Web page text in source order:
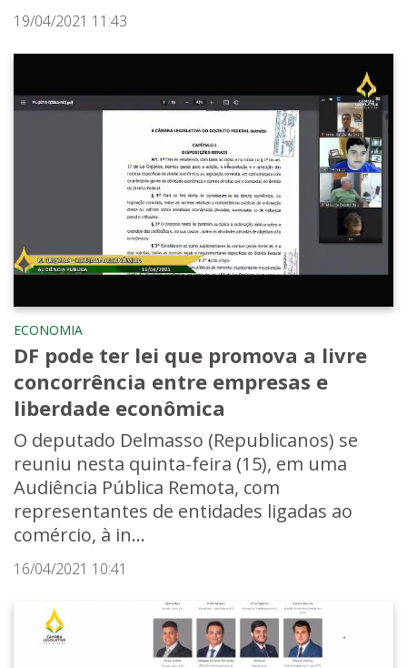
19/04/2021 11:43
ECONOMIA
DF pode ter lei que promova a livre
concorrência entre empresas e
liberdade econômica
O deputado Delmasso (Republicanos) se
reuniu nesta quinta-feira (15), em uma
Audiência Pública Remota, com
representantes de entidades ligadas ao
comércio, à in...
16/04/2021 10:41